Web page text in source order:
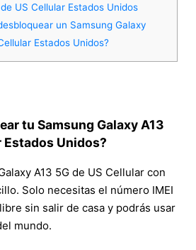
US Cellular Estados Unidos
un Samsung Galaxy
Estados Unidos?
tu Samsung Galaxy A13
Estados Unidos?
A13 5G de US Cellular con
Solo necesitas el número IMEI
sin salir de casa y podrás usar
mundo.